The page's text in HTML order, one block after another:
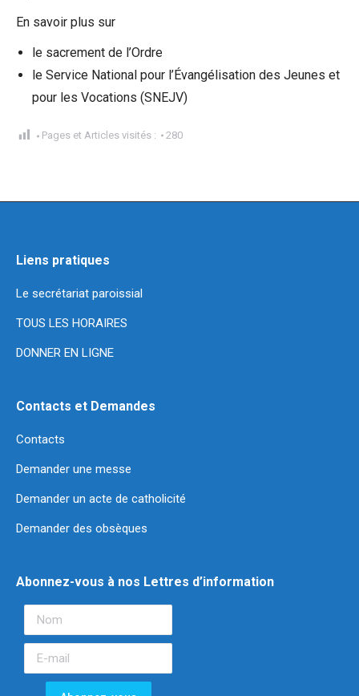
En savoir plus sur
le sacrement de l’Ordre
le Service National pour l’Évangélisation des Jeunes et
pour les Vocations (SNEJV)
Pages et Articles visités : 280
Liens pratiques
Le secrétariat paroissial
TOUS LES HORAIRES
DONNER EN LIGNE
Contacts et Demandes
Contacts
Demander une messe
Demander un acte de catholicité
Demander des obsèques
Abonnez-vous à nos Lettres d’information